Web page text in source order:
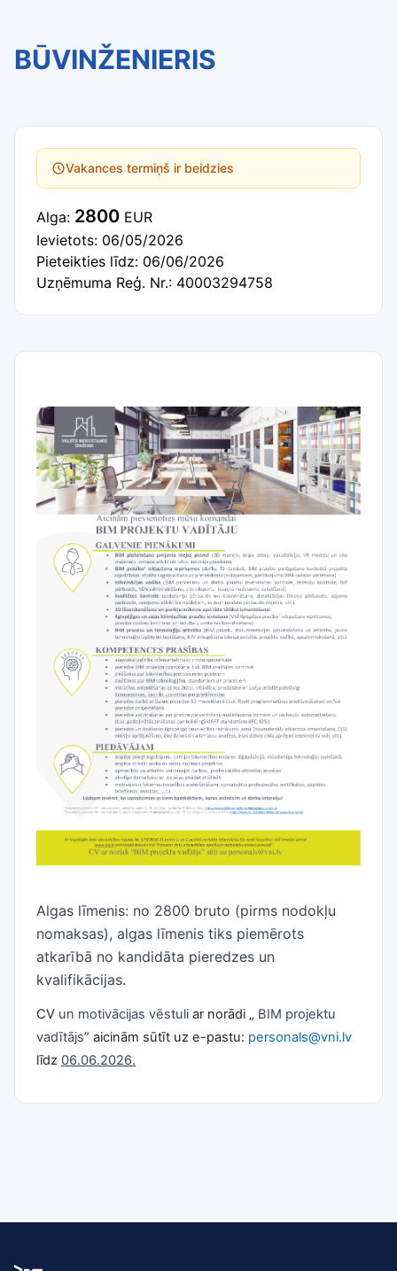
BŪVINŽENIERIS
Algas līmenis: no 2800 bruto (pirms nodokļu
nomaksas), algas līmenis tiks piemērots
atkarībā no kandidāta pieredzes un
kvalifikācijas.
CV un motivācijas vēstuli ar norādi „ BIM projektu
vadītājs” aicinām sūtīt uz e-pastu: personals@vni.lv
līdz 06.06.2026.
Vakances termiņš ir beidzies
Alga: 2800 EUR
Ievietots: 06/05/2026
Pieteikties līdz: 06/06/2026
Uzņēmuma Reģ. Nr.: 40003294758